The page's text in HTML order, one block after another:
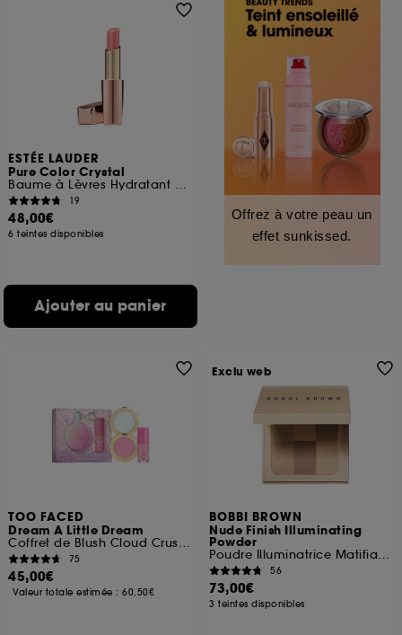
ESTÉE LAUDER
Pure Color Crystal
Baume à Lèvres Hydratant Révélateur de Couleur
19
48,00€
6 teintes disponibles
Ajouter au panier
Offrez à votre peau un
effet sunkissed.
TOO FACED
Dream A Little Dream
Coffret de Blush Cloud Crush & Gloss Kissing Jelly
75
45,00€
Valeur totale estimée :60,50€
BOBBI BROWN
Nude Finish Illuminating
Powder
Poudre Illuminatrice Matifiante
56
73,00€
3 teintes disponibles
Exclu web